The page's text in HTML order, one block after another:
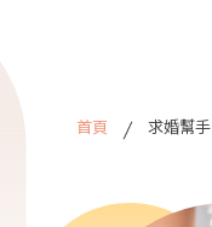
首頁 求婚幫手